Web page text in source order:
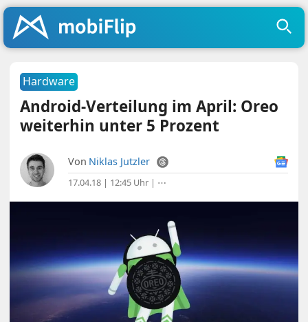
Hardware
Android-Verteilung im April: Oreo
weiterhin unter 5 Prozent
Von Niklas Jutzler
17.04.18 | 12:45 Uhr | ⋯